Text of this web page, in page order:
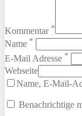
Kommentar *
Name *
E-Mail Adresse *
Webseite
Name, E-Mail-
Benachrichtige